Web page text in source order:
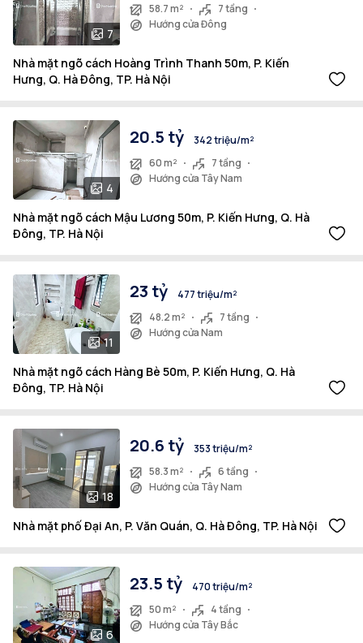
7
58.7 m²
7 tầng
Hướng cửa Đông
Nhà mặt ngõ cách Hoàng Trình Thanh 50m, P. Kiến
Hưng, Q. Hà Đông, TP. Hà Nội
4
20.5 tỷ
342 triệu/m²
60 m²
7 tầng
Hướng cửa Tây Nam
Nhà mặt ngõ cách Mậu Lương 50m, P. Kiến Hưng, Q. Hà
Đông, TP. Hà Nội
11
23 tỷ
477 triệu/m²
48.2 m²
7 tầng
Hướng cửa Nam
Nhà mặt ngõ cách Hàng Bè 50m, P. Kiến Hưng, Q. Hà
Đông, TP. Hà Nội
18
20.6 tỷ
353 triệu/m²
58.3 m²
6 tầng
Hướng cửa Tây Nam
Nhà mặt phố Đại An, P. Văn Quán, Q. Hà Đông, TP. Hà Nội
6
23.5 tỷ
470 triệu/m²
50 m²
4 tầng
Hướng cửa Tây Bắc